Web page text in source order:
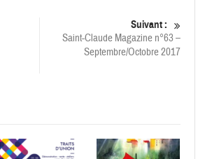
Suivant :
Saint-Claude Magazine n°63 –
Septembre/Octobre 2017